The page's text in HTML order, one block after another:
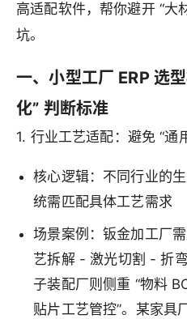
高适配软件，帮你避开 “大
坑。
一、小型工厂 ERP 选
化” 判断标准
1. 行业工艺适配：避免 “通
核心逻辑：不同行业的
统需匹配具体工艺需求
场景案例：钣金加工厂
艺拆解 - 激光切割 - 折
子装配厂则侧重 “物料
贴片工艺管控”。某家具